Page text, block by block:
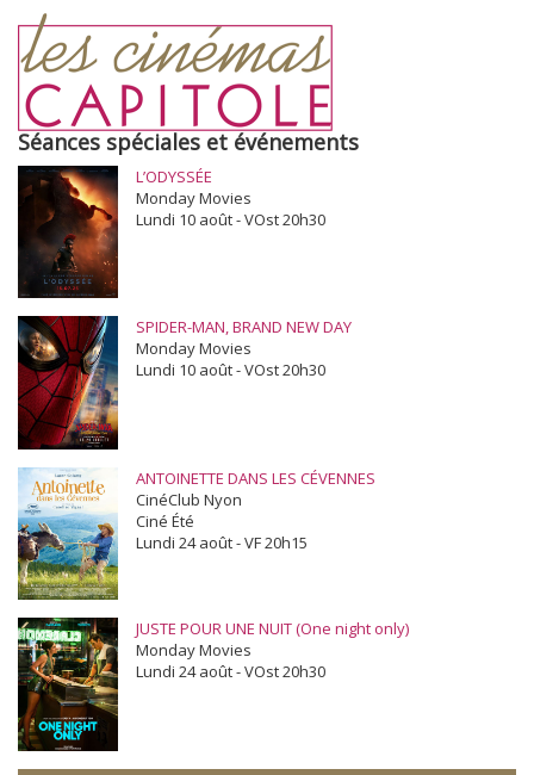
Séances spéciales et événements
L’ODYSSÉE
Monday Movies
Lundi 10 août - VOst 20h30
SPIDER-MAN, BRAND NEW DAY
Monday Movies
Lundi 10 août - VOst 20h30
ANTOINETTE DANS LES CÉVENNES
CinéClub Nyon
Ciné Été
Lundi 24 août - VF 20h15
JUSTE POUR UNE NUIT (One night only)
Monday Movies
Lundi 24 août - VOst 20h30